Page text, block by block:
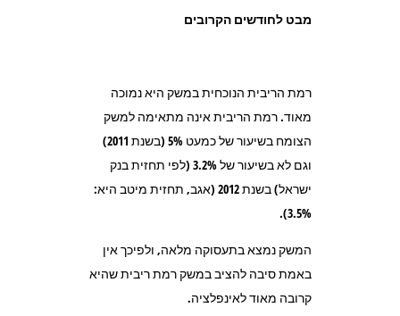
מבט לחודשים הקרובים
רמת הריבית הנוכחית במשק היא נמוכה
מאוד. רמת הריבית אינה מתאימה למשק
הצומח בשיעור של כמעט 5% (בשנת 2011)
וגם לא בשיעור של 3.2% (לפי תחזית בנק
ישראל) בשנת 2012 (אגב, תחזית מיטב היא:
3.5%).
המשק נמצא בתעסוקה מלאה, ולפיכך אין
באמת סיבה להציב במשק רמת ריבית שהיא
קרובה מאוד לאינפלציה.